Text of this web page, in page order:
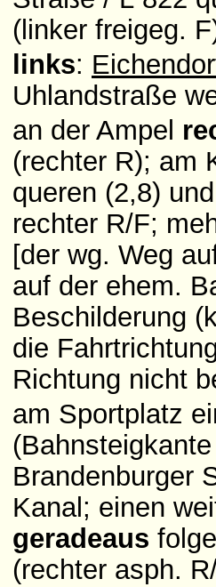
(linker freigeg.
links:
Uhlandstraße
an der Ampel
(rechter R); am
queren (2,8)
rechter R/F;
[der wg. Weg
auf der ehem.
Beschilderung
die
Richtung nicht
am Sportplatz
Brandenburger
Kanal; einen
geradeaus
(rechter asph.